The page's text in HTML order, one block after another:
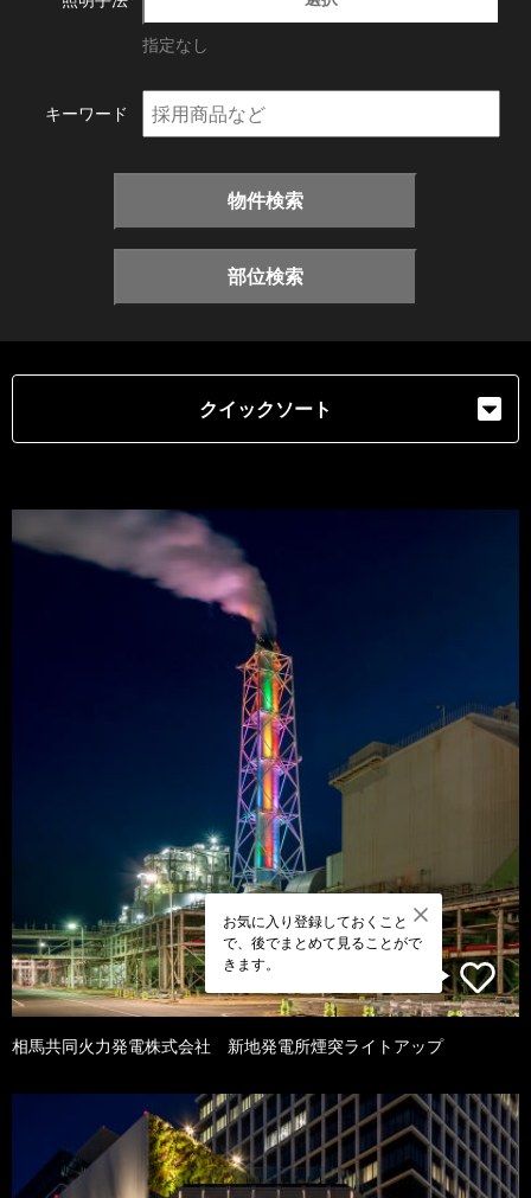
指定なし
キーワード
物件検索
部位検索
クイックソート
お気に入り登録しておくこと
で、後でまとめて見ることがで
きます。
相馬共同火力発電株式会社 新地発電所煙突ライトアップ